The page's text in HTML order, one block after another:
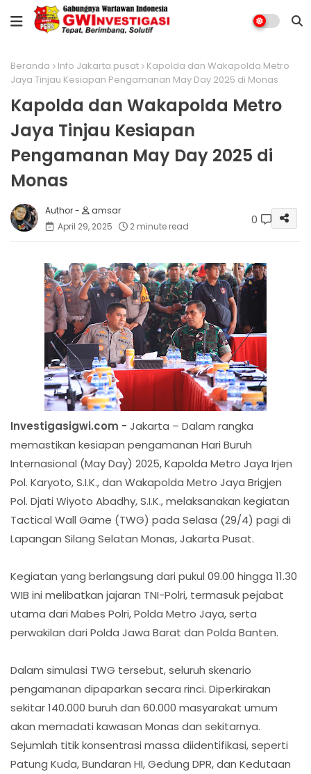
Beranda Info Jakarta pusat
Kapolda dan Wakapolda Metro
Jaya Tinjau Kesiapan Pengamanan May Day 2025 di Monas
Kapolda dan Wakapolda Metro
Jaya Tinjau Kesiapan
Pengamanan May Day 2025 di
Monas
amsar
April 29, 2025
2 minute read 0
Investigasigwi.com - Jakarta – Dalam rangka
memastikan kesiapan pengamanan Hari Buruh
Internasional (May Day) 2025, Kapolda Metro Jaya Irjen
Pol. Karyoto, S.I.K., dan Wakapolda Metro Jaya Brigjen
Pol. Djati Wiyoto Abadhy, S.I.K., melaksanakan kegiatan
Tactical Wall Game (TWG) pada Selasa (29/4) pagi di
Lapangan Silang Selatan Monas, Jakarta Pusat.
Kegiatan yang berlangsung dari pukul 09.00 hingga 11.30
WIB ini melibatkan jajaran TNI-Polri, termasuk pejabat
utama dari Mabes Polri, Polda Metro Jaya, serta
perwakilan dari Polda Jawa Barat dan Polda Banten.
Dalam simulasi TWG tersebut, seluruh skenario
pengamanan dipaparkan secara rinci. Diperkirakan
sekitar 140.000 buruh dan 60.000 masyarakat umum
akan memadati kawasan Monas dan sekitarnya.
Sejumlah titik konsentrasi massa diidentifikasi, seperti
Patung Kuda, Bundaran HI, Gedung DPR, dan Kedutaan